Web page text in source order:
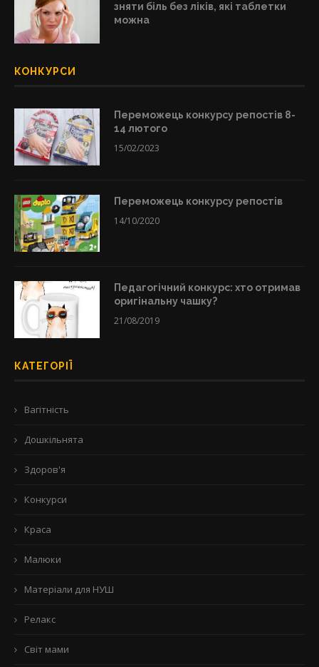
зняти біль без ліків, які таблетки
можна
КОНКУРСИ
Переможець конкурсу репостів 8-
14 лютого
15/02/2023
Переможець конкурсу репостів
14/10/2020
Педагогічний конкурс: хто отримав
оригінальну чашку?
21/08/2019
КАТЕГОРІЇ
Вагітність
Дошкільнята
Здоров'я
Конкурси
Краса
Малюки
Матеріали для НУШ
Релакс
Світ мами